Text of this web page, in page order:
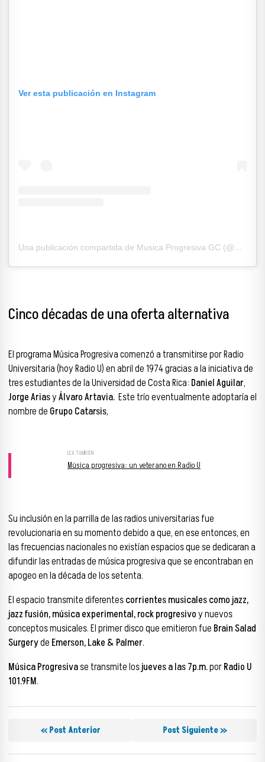
Ver esta publicación en Instagram
Una publicación compartida de Musica Progresiva GC (@musica_progresiva)
Cinco décadas deuna oferta alternativa
El programa Música Progresiva comenzó a transmitirse por Radio
Universitaria (hoy Radio U) en abril de 1974gracias a la iniciativa de
tres estudiantes de la Universidad de Costa Rica: Daniel Aguilar,
Jorge AriasyÁlvaro Artavia. Este trío eventualmente adoptaría el
nombre de Grupo Catarsis,
Música progresiva: un veterano en Radio U
Su inclusión en la parrilla de las radios universitarias fue
revolucionaria en su momento debido a que, en ese entonces, en
las frecuencias nacionales no existían espacios que se dedicaran a
difundir las entradas de música progresiva que se encontraban en
apogeo en la década de los setenta.
El espacio transmite diferentescorrientes musicales como jazz,
jazz fusión, música experimental, rock progresivoy nuevos
conceptos musicales. El primer disco que emitieron fue Brain Salad
Surgeryde Emerson, Lake & Palmer.
Música Progresivase transmite losjueves a las 7p.m.porRadio U
101.9FM.
« Post Anterior Post Siguiente »